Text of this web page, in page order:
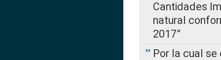
Cantidades
natural
2017”
Por la cual